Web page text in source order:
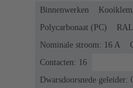
Binnenwerken
Polycarbonaat (PC)
Nominale stroom: ‌16 A
Contacten: 16
Dwarsdoorsnede geleider: